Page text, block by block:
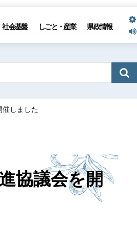
社会基盤 しごと・産業 県政情報
催しました
協議会を開